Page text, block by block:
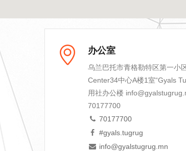
办公室
乌兰巴托市青格勒特区第一小
Center34中心A楼1室“Gyals
用社办公楼
70177700
70177700
#gyals.tugrug
info@gyalstugrug.mn